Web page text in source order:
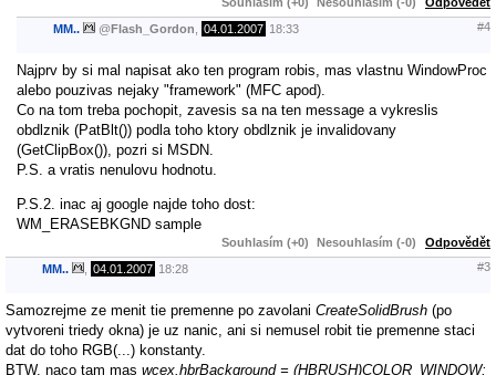
MM.. @Flash_Gordon 04.01.2007 18:33 #4
Najprv by si mal napisat ako ten program robis, mas vlastnu WindowProc
alebo pouzivas nejaky "framework" (MFC apod).
Co na tom treba pochopit, zavesis sa na ten message a vykreslis
obdlznik (PatBlt()) podla toho ktory obdlznik je invalidovany
(GetClipBox()), pozri si MSDN.
P.S. a vratis nenulovu hodnotu.
P.S.2. inac aj google najde toho dost:
WM_ERASEBKGND sample
Souhlasím (+0) Nesouhlasím (-0) Odpovědět
MM.. 04.01.2007 18:28 #3
Samozrejme ze menit tie premenne po zavolani CreateSolidBrush (po
vytvoreni triedy okna) je uz nanic, ani si nemusel robit tie premenne staci
dat do toho RGB(...) konstanty.
BTW. naco tam mas wcex.hbrBackground = (HBRUSH)COLOR_WINDOW;